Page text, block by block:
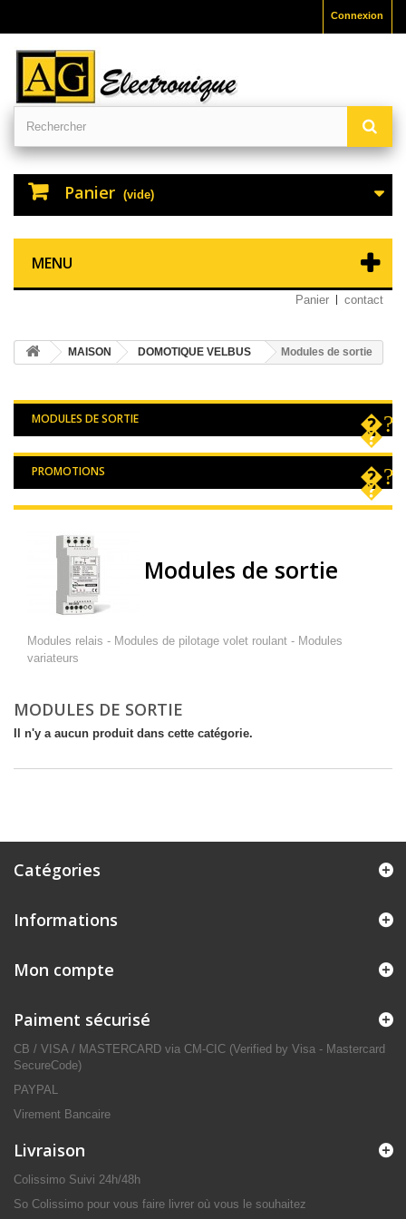
Connexion
Panier (vide)
MENU
Panier contact
MAISON DOMOTIQUE VELBUS Modules de sortie
MODULES DE SORTIE
PROMOTIONS
Modules de sortie
Modules relais - Modules de pilotage volet roulant - Modules
variateurs
MODULES DE SORTIE
Il n'y a aucun produit dans cette catégorie.
Catégories
Informations
Mon compte
Paiment sécurisé
CB / VISA / MASTERCARD via CM-CIC (Verified by Visa - Mastercard
SecureCode)
PAYPAL
Virement Bancaire
Livraison
Colissimo Suivi 24h/48h
So Colissimo pour vous faire livrer où vous le souhaitez